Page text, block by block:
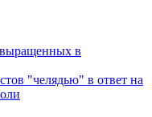
в
"челядью" в ответ на